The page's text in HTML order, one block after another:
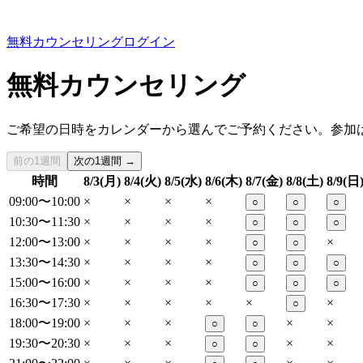
無料カウンセリングログイン
無料カウンセリング
ご希望の日時をカレンダーから選んでご予約ください。参加
前の1週間 次の1週間 →
時間 8/3(月) 8/4(火) 8/5(水) 8/6(木) 8/7(金) 8/8(土) 8/9(日)
09:00〜10:00 × × × × ○ ○ ○
10:30〜11:30 × × × × ○ ○ ○
12:00〜13:00 × × × × ○ ○
×
13:30〜14:30 × × × × ○ ○ ○
15:00〜16:00 × × × × ○ ○ ○
16:30〜17:30 × × × × × ○
×
18:00〜19:00 × × × ○ ○ ×
×
19:30〜20:30 × × × ○ ○ ×
×